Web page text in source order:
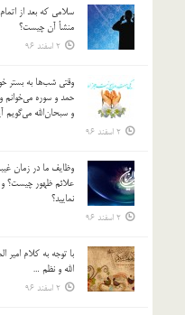
منشأ آن چيست؟
2 اسفند 96
وقتي شب‌ها به بستر
حمد و سوره مي‌خوانم و
و سبحان‌الله مي‌گويم
2 اسفند 96
وظايف ما در زمان
علائم ظهور چيست؟ و
نماييد؟
2 اسفند 96
با توجه به كلام امير
الله و نظم …
2 اسفند 96